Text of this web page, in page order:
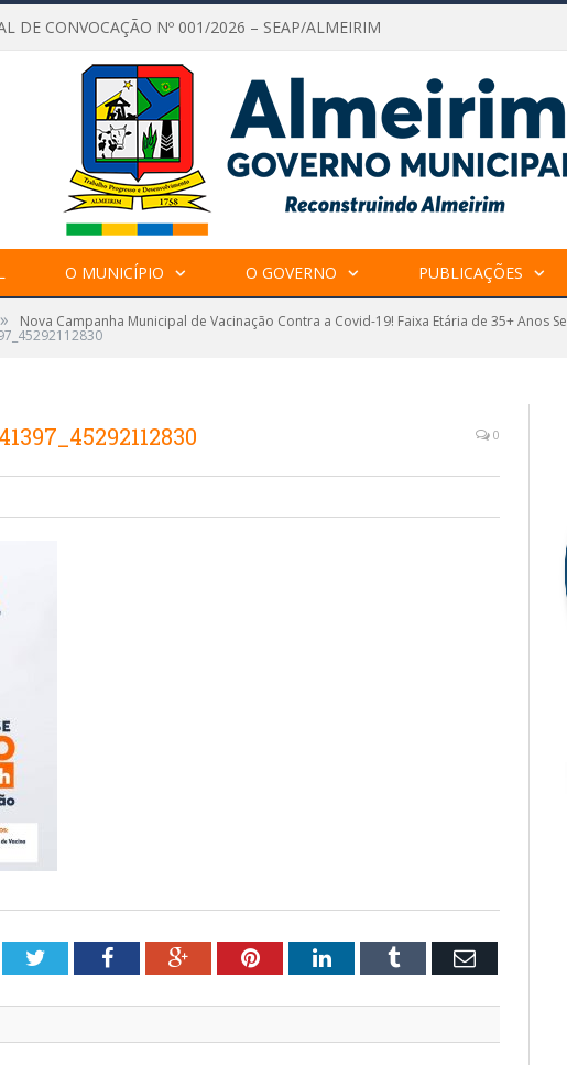
DE CONVOCAÇÃO Nº 001/2026 – SEAP/ALMEIRIM
O MUNICÍPIO O GOVERNO PUBLICAÇÕES
» Nova Campanha Municipal de Vacinação Contra a Covid-19! Faixa Etária de 35+ Anos
0
TwitterFacebookGoogle+PinterestLinkedInTumblr Email